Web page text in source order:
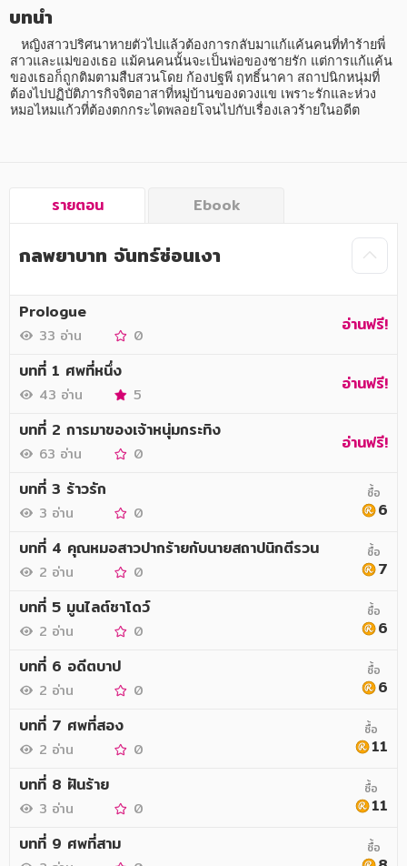
การเรียน การศึกษา
เทคโนโลยี การสื่อสาร วิทยาศาสตร์
ภาษาศาสตร์
หนังสือเด็ก
การ์ตูนมังงะ (Manga)
บทนำ
สาวและแม่ของเธอ แม้คนคนนั้นจะเป็นพ่อของชายรัก แต่การแก้แค้น
ของเธอก็ถูกติมตามสืบสวนโดย ก้องปฐพี ฤทธิ์นาคา สถาปนิกหนุ่มที่
ต้องไปปฏิบัติภารกิจจิตอาสาที่หมู่บ้านของดวงแข เพราะรักและห่วง
หมอไหมแก้วที่ต้องตกกระไดพลอยโจนไปกับเรื่องเลวร้ายในอดีต
รายตอน Ebook
กลพยาบาท จันทร์ซ่อนเงา
Prologue
33 อ่าน 0 อ่านฟรี!
บทที่ 1 ศพที่หนึ่ง
43 อ่าน 5 อ่านฟรี!
บทที่ 2 การมาของเจ้าหนุ่มกระทิง
63 อ่าน 0 อ่านฟรี!
บทที่ 3 ร้าวรัก
3 อ่าน 0
ซื้อ
6
บทที่ 4 คุณหมอสาวปากร้ายกับนายสถาปนิกตีรวน
2 อ่าน 0
ซื้อ
7
บทที่ 5 มูนไลต์ชาโดว์
2 อ่าน 0
ซื้อ
6
บทที่ 6 อดีตบาป
2 อ่าน 0
ซื้อ
6
บทที่ 7 ศพที่สอง
2 อ่าน 0
ซื้อ
11
บทที่ 8 ฝันร้าย
3 อ่าน 0
ซื้อ
11
บทที่ 9 ศพที่สาม
ซื้อ